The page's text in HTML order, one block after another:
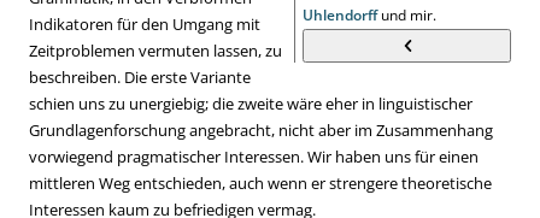
Uhlendorffund mir.
Indikatoren für den Umgang mit
Zeitproblemen vermuten lassen, zu
beschreiben. Die erste Variante
schien uns zu unergiebig; die zweite wäre eher in linguistischer
Grundlagenforschung angebracht, nicht aber im Zusammenhang
vorwiegend pragmatischer Interessen. Wir haben uns für einen
mittleren Weg entschieden, auch wenn erstrengeretheoretische
Interessen kaum zu befriedigen vermag.